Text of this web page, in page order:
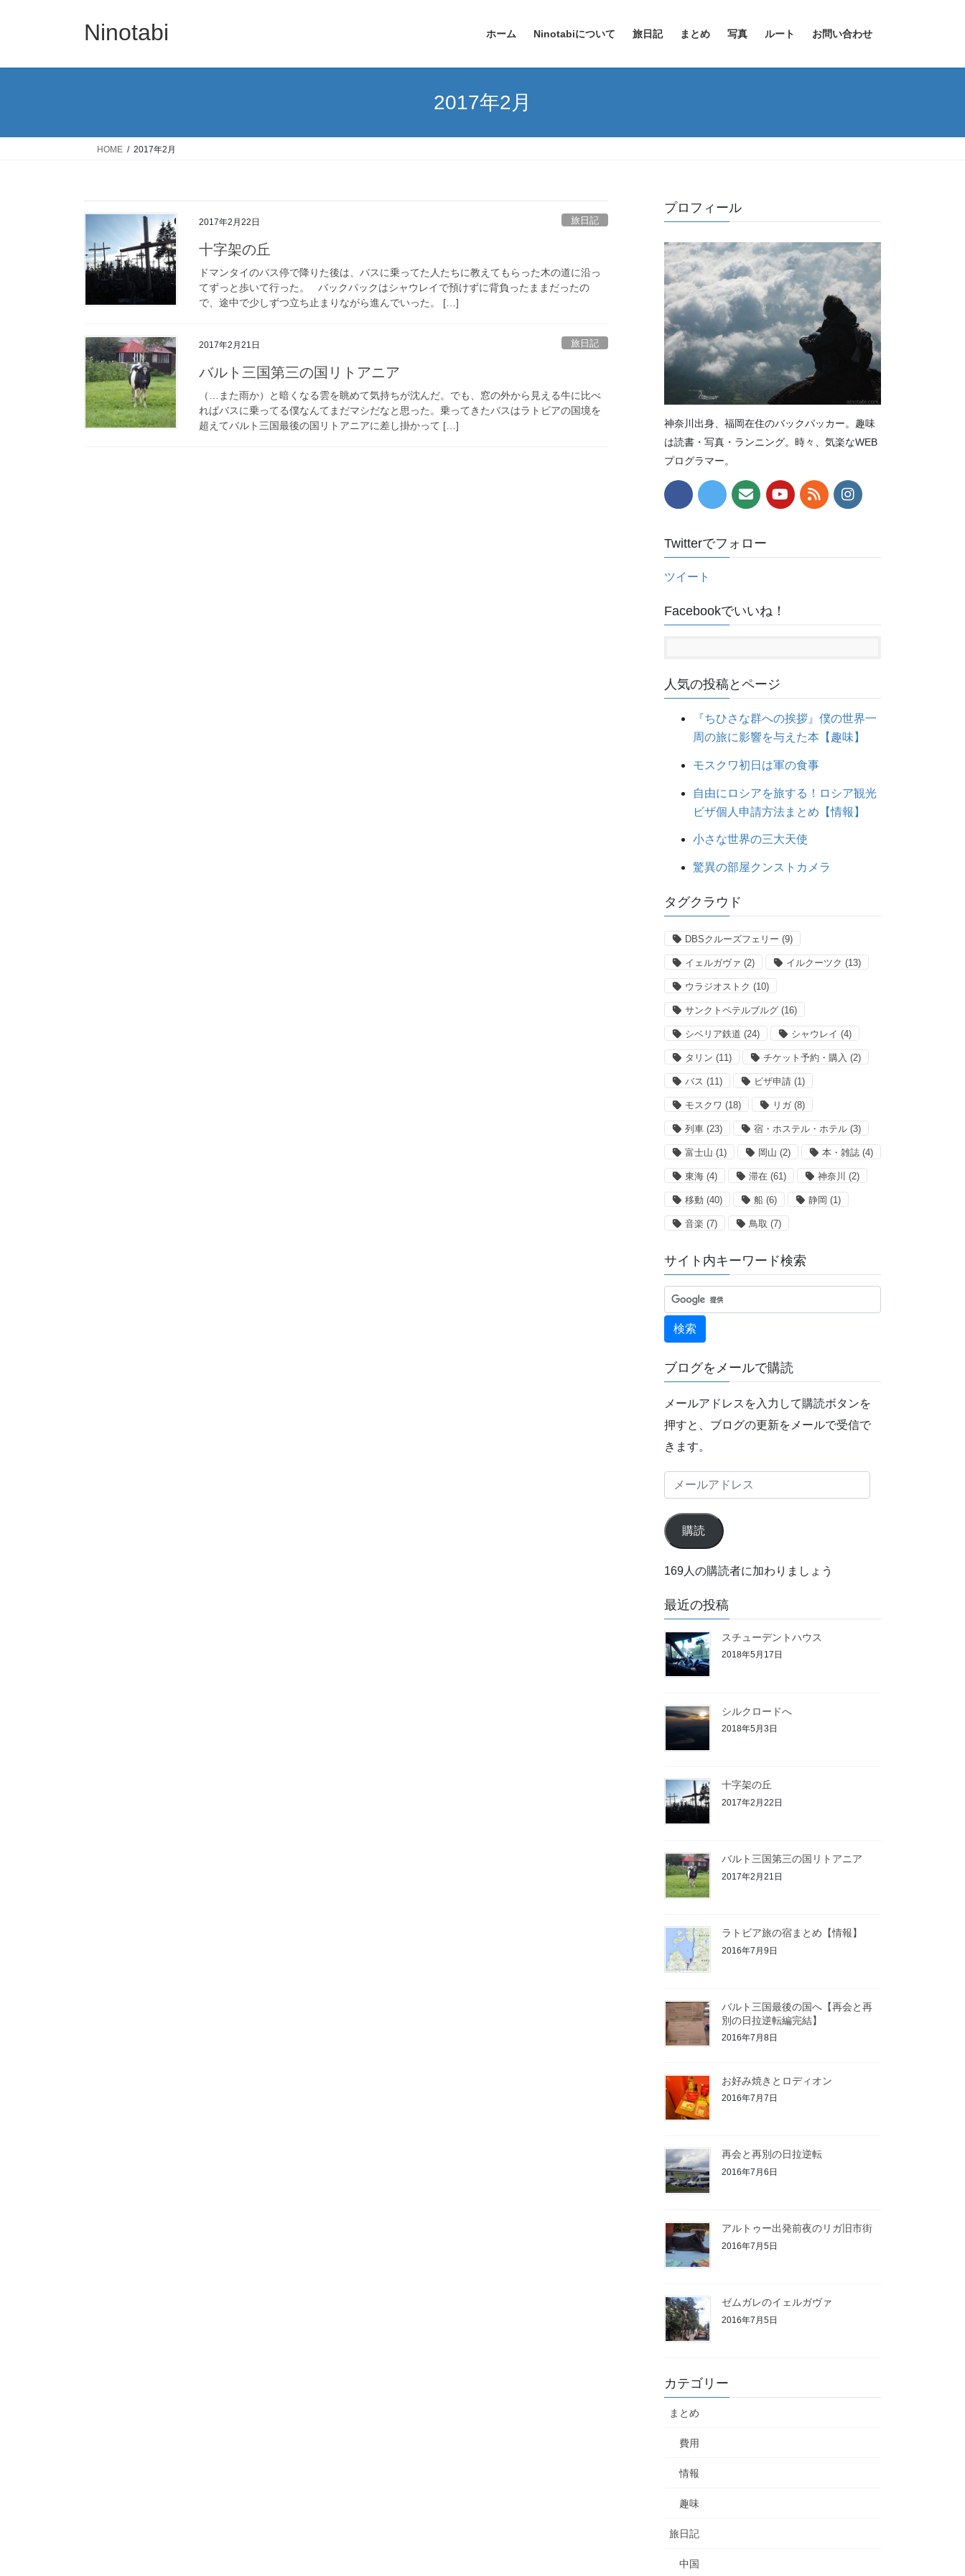
Ninotabi ホーム Ninotabiについて 旅日記 まとめ 写真 ルート お問い合わせ
2017年2月
HOME 2017年2月
2017年2月22日 旅日記
十字架の丘
ドマンタイのバス停で降りた後は、バスに乗ってた人たちに教えてもらった木の道に沿っ
てずっと歩いて行った。 バックパックはシャウレイで預けずに背負ったままだったの
で、途中で少しずつ立ち止まりながら進んでいった。 […]
2017年2月21日 旅日記
バルト三国第三の国リトアニア
（…また雨か）と暗くなる雲を眺めて気持ちが沈んだ。でも、窓の外から見える牛に比べ
ればバスに乗ってる僕なんてまだマシだなと思った。乗ってきたバスはラトビアの国境を
超えてバルト三国最後の国リトアニアに差し掛かって […]
プロフィール
神奈川出身、福岡在住のバックパッカー。趣味
は読書・写真・ランニング。時々、気楽なWEB
プログラマー。
Twitterでフォロー
ツイート
Facebookでいいね！
人気の投稿とページ
『ちひさな群への挨拶』僕の世界一
周の旅に影響を与えた本【趣味】
モスクワ初日は軍の食事
自由にロシアを旅する！ロシア観光
ビザ個人申請方法まとめ【情報】
小さな世界の三大天使
驚異の部屋クンストカメラ
タグクラウド
DBSクルーズフェリー (9)
イェルガヴァ (2) イルクーツク (13)
ウラジオストク (10)
サンクトペテルブルグ (16)
シベリア鉄道 (24) シャウレイ (4)
タリン (11) チケット予約・購入 (2)
バス (11) ビザ申請 (1)
モスクワ (18) リガ (8)
列車 (23) 宿・ホステル・ホテル (3)
富士山 (1) 岡山 (2) 本・雑誌 (4)
東海 (4) 滞在 (61) 神奈川 (2)
移動 (40) 船 (6) 静岡 (1)
音楽 (7) 鳥取 (7)
サイト内キーワード検索
ブログをメールで購読
メールアドレスを入力して購読ボタンを
押すと、ブログの更新をメールで受信で
きます。
ー
ル
ア
ド
ス
購読
169人の購読者に加わりましょう
最近の投稿
スチューデントハウス
2018年5月17日
シルクロードへ
2018年5月3日
十字架の丘
2017年2月22日
バルト三国第三の国リトアニア
2017年2月21日
ラトビア旅の宿まとめ【情報】
2016年7月9日
バルト三国最後の国へ【再会と再
別の日拉逆転編完結】
2016年7月8日
お好み焼きとロディオン
2016年7月7日
再会と再別の日拉逆転
2016年7月6日
アルトゥー出発前夜のリガ旧市街
2016年7月5日
ゼムガレのイェルガヴァ
2016年7月5日
カテゴリー
まとめ
費用
情報
趣味
旅日記
中国